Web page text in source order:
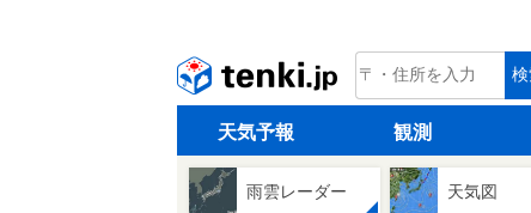
tenki.jp
天気予報 観測
雨雲レーダー 天気図